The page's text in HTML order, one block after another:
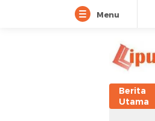
Menu
Berita
Utama